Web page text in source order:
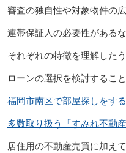
審査の独自性や対象物件の
連帯保証人の必要性がある
それぞれの特徴を理解した
ローンの選択を検討するこ
福岡市南区で部屋探しをす
多数取り扱う「すみれ不動産
居住用の不動産売買に加え